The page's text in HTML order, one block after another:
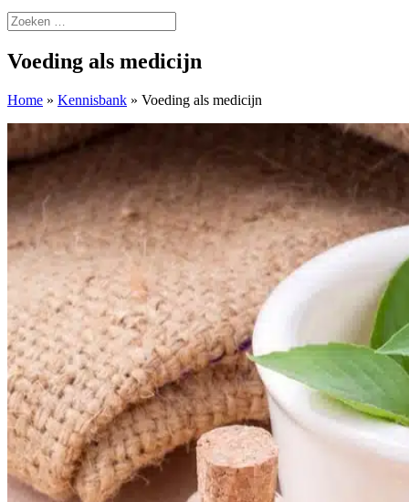
Voeding als medicijn
Home » Kennisbank » Voeding als medicijn